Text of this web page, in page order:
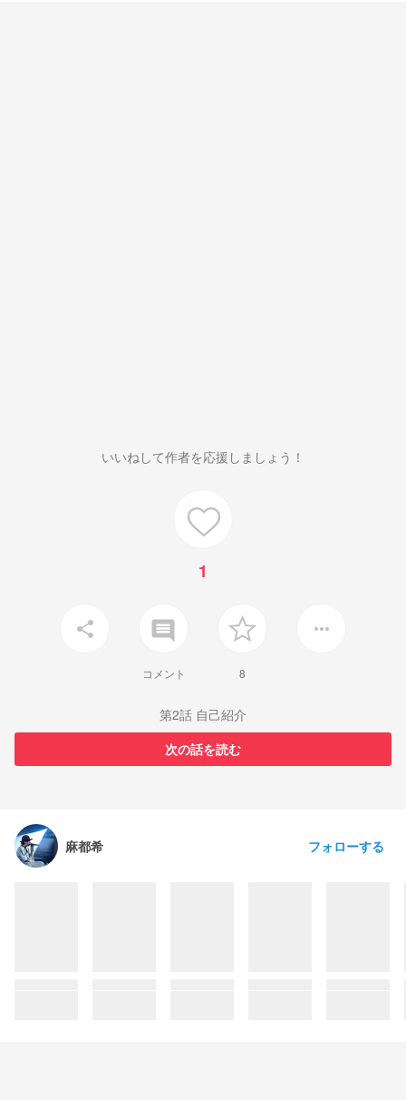
いいねして作者を応援しましょう！
1
share insert_comment
コメント 8
more_horiz
第2話 自己紹介
次の話を読む
麻都希 フォローする